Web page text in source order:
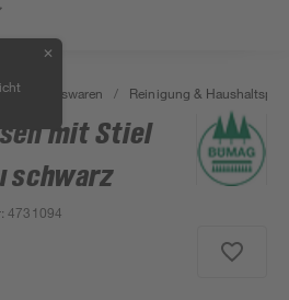
✕
Haushaltswaren / Reinigung &
mit Stiel
schwarz
:4731094